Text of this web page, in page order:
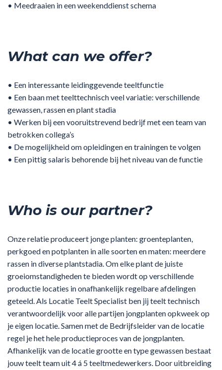
• Meedraaien in een weekenddienst schema
What can we offer?
• Een interessante leidinggevende teeltfunctie
• Een baan met teelttechnisch veel variatie: verschillende
gewassen, rassen en plant stadia
• Werken bij een vooruitstrevend bedrijf met een team van
betrokken collega’s
• De mogelijkheid om opleidingen en trainingen te volgen
• Een pittig salaris behorende bij het niveau van de functie
Who is our partner?
Onze relatie produceert jonge planten: groenteplanten,
perkgoed en potplanten in alle soorten en maten: meerdere
rassen in diverse plantstadia. Om elke plant de juiste
groeiomstandigheden te bieden wordt op verschillende
productie locaties in onafhankelijk regelbare afdelingen
geteeld. Als Locatie Teelt Specialist ben jij teelt technisch
verantwoordelijk voor alle partijen jongplanten opkweek op
je eigen locatie. Samen met de Bedrijfsleider van de locatie
regel je het hele productieproces van de jongplanten.
Afhankelijk van de locatie grootte en type gewassen bestaat
jouw teelt team uit 4 á 5 teeltmedewerkers. Door uitbreiding